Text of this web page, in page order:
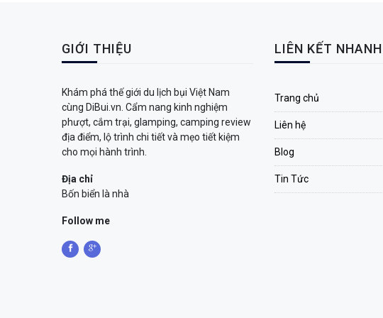
GIỚI THIỆU
Khám phá thế giới du lịch bụi Việt Nam
cùng DiBui.vn. Cẩm nang kinh nghiệm
phượt, cắm trại, glamping, camping review
địa điểm, lộ trình chi tiết và mẹo tiết kiệm
cho mọi hành trình.
Địa chỉ
Bốn biển là nhà
Follow me
LIÊN KẾT NHANH
Trang chủ
Liên hệ
Blog
Tin Tức